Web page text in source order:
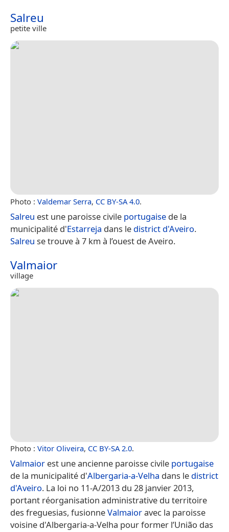
Salreu
petite ville
Photo : Valdemar Serra, CC BY-SA 4.0.
Salreu est une paroisse civile portugaise de la
municipalité d'Estarreja dans le district d'Aveiro.
Salreu se trouve à 7 km à l’ouest de Aveiro.
Valmaior
village
Photo : Vitor Oliveira, CC BY-SA 2.0.
Valmaior est une ancienne paroisse civile portugaise
de la municipalité d'Albergaria-a-Velha dans le district
d'Aveiro. La loi no 11-A/2013 du 28 janvier 2013,
portant réorganisation administrative du territoire
des freguesias, fusionneValmaioravec la paroisse
voisine d'Albergaria-a-Velha pour former l’União das